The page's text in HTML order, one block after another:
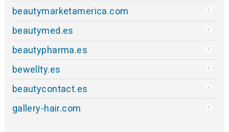
beautymarketamerica.com
beautymed.es
beautypharma.es
bewellty.es
beautycontact.es
gallery-hair.com